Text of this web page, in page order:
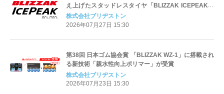
え上げたスタッドレスタイヤ「BLIZZAK ICEPEAK」
を発売
株式会社ブリヂストン
2026年07月27日 15:30
第38回 日本ゴム協会賞 「BLIZZAK WZ-1」に搭載され
る新技術「親水性向上ポリマー」が受賞
株式会社ブリヂストン
2026年07月23日 15:30